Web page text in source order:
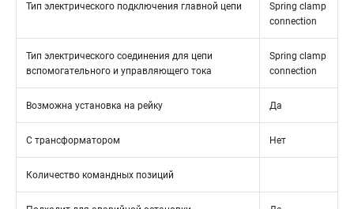
Тип электрического подключения главной цепи
Spring clamp
connection
Тип электрического соединения для цепи
вспомогательного и управляющего тока
Spring clamp
connection
Возможна установка на рейку Да
С трансформатором Нет
Количество командных позиций